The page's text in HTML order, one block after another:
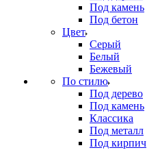
Под камень
Под бетон
Цвет
Серый
Белый
Бежевый
По стилю
Под дерево
Под камень
Классика
Под металл
Под кирпич